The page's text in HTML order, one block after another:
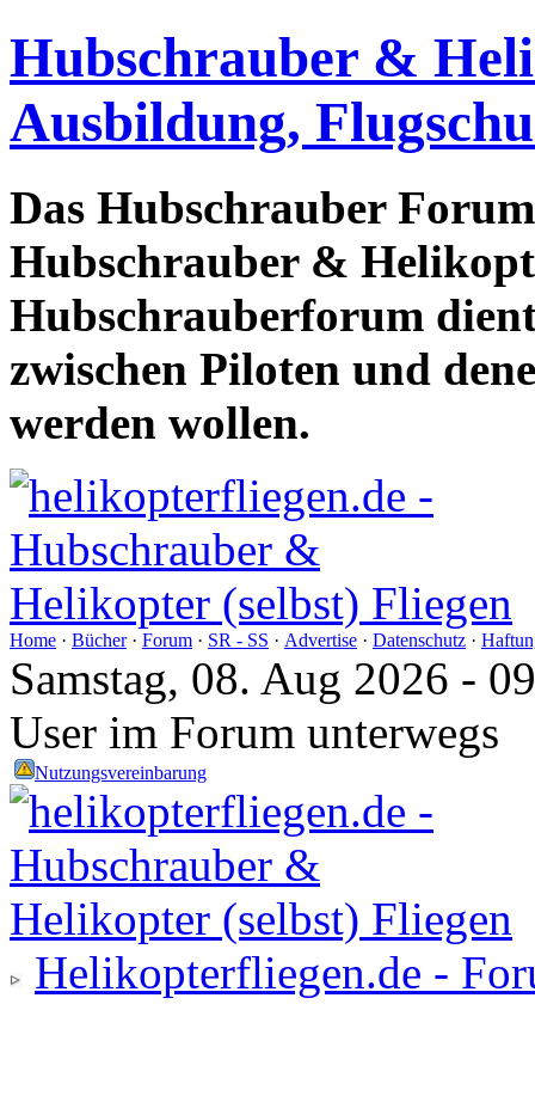
Hubschrauber &
Ausbildung,
Das Hubschrauber
Hubschrauber &
Hubschrauberforum
zwischen Piloten und
werden wollen.
Home · Bücher· Forum · SR - SS · Advertise · Datenschutz ·
Samstag, 08. Aug 2026 -
User im Forum unterwegs
Nutzungsvereinbarung
Helikopterfliegen.de -